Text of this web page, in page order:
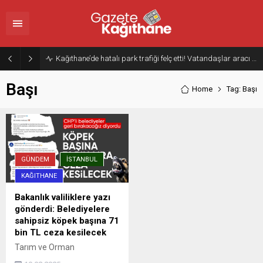
Başı Home Tag: Başı
GÜNDEM İSTANBUL
KAĞITHANE
Bakanlık valiliklere yazı
gönderdi: Belediyelere
sahipsiz köpek başına 71
bin TL ceza kesilecek
Tarım ve Orman